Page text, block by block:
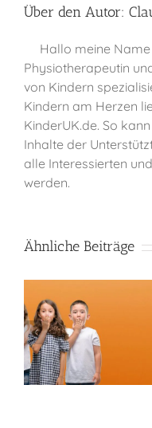
Über den Autor:
Hallo meine
Physiotherapeutin
von Kindern
Kindern am Herzen
KinderUK.de. So
Inhalte der
alle Interessierten
werden.
Ähnliche Beiträge